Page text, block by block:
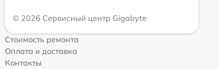
© 2026 Сервисный центр Gigabyte
Стоимость ремонта
Оплата и доставка
Контакты